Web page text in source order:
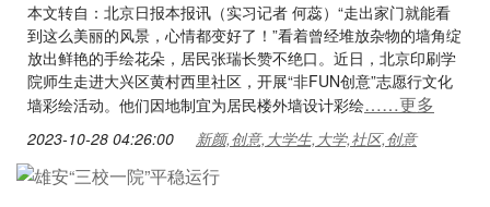
本文转自：北京日报本报讯（实习记者 何蕊）“走出家门就能看
到这么美丽的风景，心情都变好了！”看着曾经堆放杂物的墙角绽
放出鲜艳的手绘花朵，居民张瑞长赞不绝口。近日，北京印刷学
院师生走进大兴区黄村西里社区，开展“非FUN创意”志愿行文化
墙彩绘活动。他们因地制宜为居民楼外墙设计彩绘……更多
2023-10-28 04:26:00 新颜,创意,大学生,大学,社区,创意